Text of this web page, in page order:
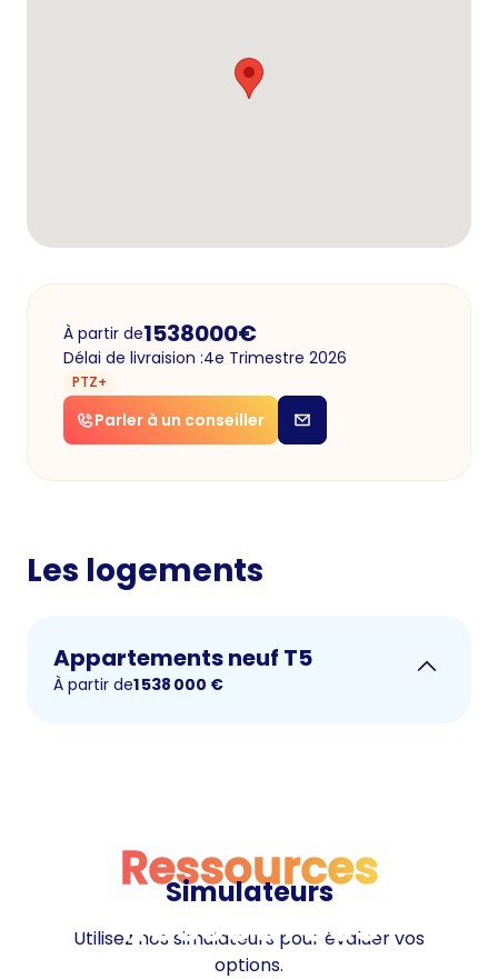
À partir de1538000€
Délai de livraision :4e Trimestre 2026
PTZ+
Parler à un conseiller
Les logements
Appartements neuf T5
À partir de1 538 000 €
Ressources
Ressources
Simulateurs
Utilisez nos simulateurs pour évaluer vos
options.